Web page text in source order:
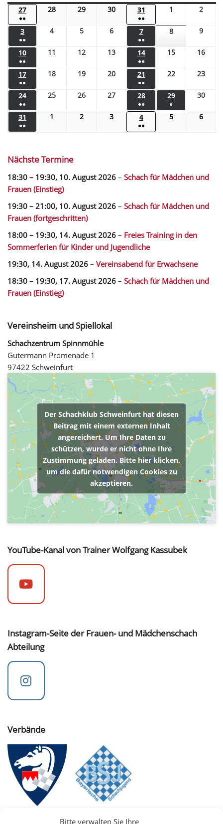
Bitte verwalten Sie Ihre
27
●●
28 29 30 31
●●
1 2
3
●●
4 5 6 7
●●
8 9
10
●●
11 12 13 14
●●
15 16
17
●●
18 19 20 21
●●
22 23
24
●●
25 26 27 28
●●
29
●
30
31
●●
1 2 3 4
●●
5 6
Nächste Termine
18:30 – 19:30, 10. August 2026 – Schach für Mädchen und
Frauen (Einstieg)
19:30 – 21:00, 10. August 2026 – Schach für Mädchen und
Frauen (fortgeschritten)
18:00 – 19:30, 14. August 2026 – Freies Training in den
Sommerferien für Kinder und Jugendliche
19:30, 14. August 2026 – Vereinsabend für Erwachsene
18:30 – 19:30, 17. August 2026 – Schach für Mädchen und
Frauen (Einstieg)
Vereinsheim und Spiellokal
Schachzentrum Spinnmühle
Gutermann Promenade 1
97422 Schweinfurt
Der Schachklub Schweinfurt hat diesen
Beitrag mit einem externen Inhalt
angereichert. Um Ihre Daten zu
schützen, wurde er nicht ohne Ihre
Zustimmung geladen. Bitte hier klicken,
um die dafür notwendigen Cookies zu
akzeptieren.
YouTube-Kanal von Trainer Wolfgang Kassubek
Instagram-Seite der Frauen- und Mädchenschach
Abteilung
Verbände